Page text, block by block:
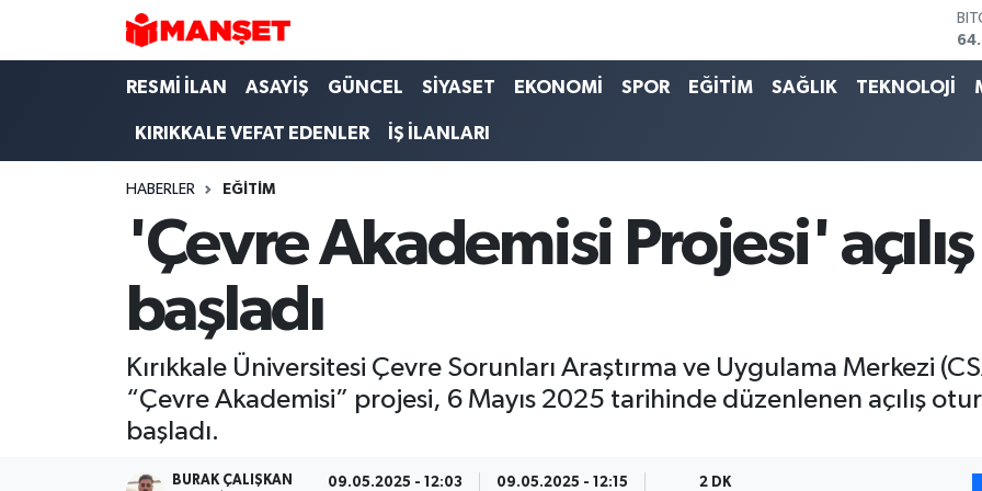
RESMİ İLAN ASAYİŞ GÜNCEL SİYASET EKONOMİ SPOR EĞİTİM SAĞLIK TEKNOLOJİ
KIRIKKALE VEFAT EDENLER İŞ İLANLARI
HABERLER EĞİTİM
'Çevre Akademisi Projesi'
başladı
Kırıkkale Üniversitesi Çevre Sorunları Araştırma ve Uygulama Merkezi
“Çevre Akademisi” projesi, 6 Mayıs 2025 tarihinde düzenlenen açılış
başladı.
BURAK ÇALIŞKAN 09.05.2025 - 12:03 09.05.2025 - 12:15 2 DK
Hava Durumu
Trafik Durumu
Süper Lig Puan Durumu ve Fikstür
Tüm Manşetler
Son Dakika Haberleri
Haber Arşivi